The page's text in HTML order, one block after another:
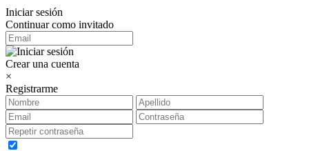
Iniciar sesión
Continuar como invitado
Crear una cuenta
×
Registrarme